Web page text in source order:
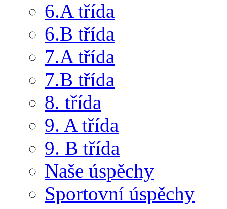
6.A třída
6.B třída
7.A třída
7.B třída
8. třída
9. A třída
9. B třída
Naše úspěchy
Sportovní úspěchy